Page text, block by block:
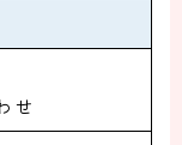
せ